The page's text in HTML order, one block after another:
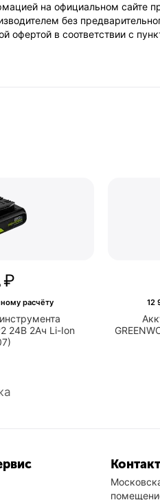
на официальном сайте
без
офертой в соответствии с
24В 2Ач Li-Ion
₽
расчёту 12